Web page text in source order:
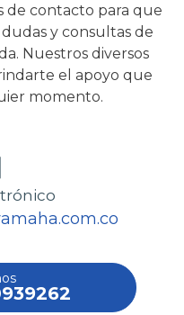
de contacto para que
y consultas de
Nuestros diversos
el apoyo que
momento.